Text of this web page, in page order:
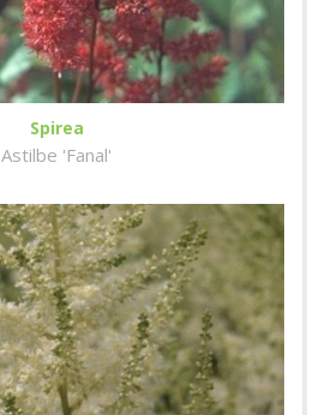
Spirea
Astilbe 'Fanal'